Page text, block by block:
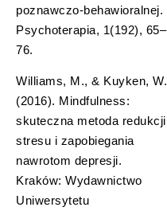
poznawczo-behawioralnej.
Psychoterapia, 1(192), 65–
76.
Williams, M., & Kuyken, W.
(2016). Mindfulness:
skuteczna metoda redukcji
stresu i zapobiegania
nawrotom depresji.
Kraków: Wydawnictwo
Uniwersytetu